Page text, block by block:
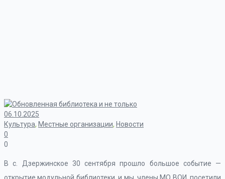
06.10.2025
Культура, Местные организации, Новости
0
0
В с. Дзержинское 30 сентября прошло большое событие —